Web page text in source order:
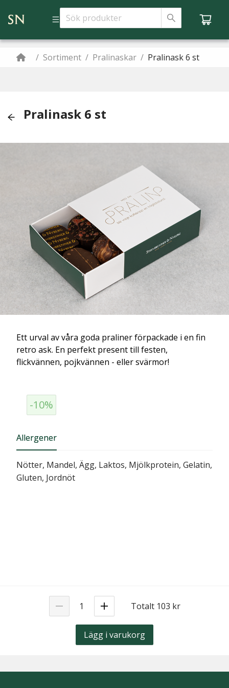
/ Sortiment / Pralinaskar / Pralinask 6 st
Pralinask 6 st
Ett urval av våra goda praliner förpackade i en fin
retro ask. En perfekt present till festen,
flickvännen, pojkvännen - eller svärmor!
-10%
Allergener
Nötter, Mandel, Ägg, Laktos, Mjölkprotein, Gelatin,
Gluten, Jordnöt
Totalt 103 kr
Lägg i varukorg